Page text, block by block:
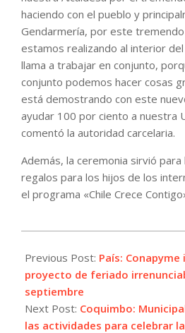
haciendo con el pueblo y
Gendarmería, por este
estamos realizando al interior
llama a trabajar en conjunto,
conjunto podemos hacer cosas
está demostrando con este
ayudar 100 por ciento a nuestra
comentó la autoridad carcelaria.
Además, la ceremonia sirvió
regalos para los hijos de los
el programa «Chile Crece
09-
01
Previous Post: País:
proyecto de feriado
septiembre
Next Post: Coquimbo:
las actividades para celebrar